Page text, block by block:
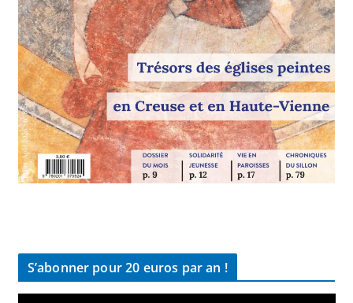
S’abonner pour 20 euros par an !